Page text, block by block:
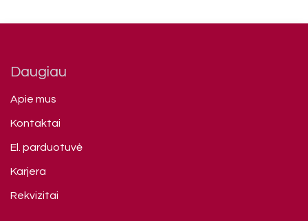
Daugiau
Apie mus
Kontaktai
El. parduotuvė
Karjera
Rekvizitai